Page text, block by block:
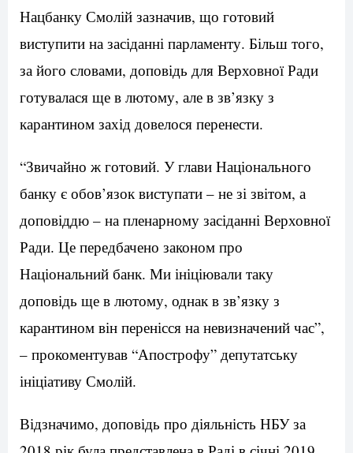
Нацбанку Смолій зазначив, що готовий
виступити на засіданні парламенту. Більш того,
за його словами, доповідь для Верховної Ради
готувалася ще в лютому, але в зв’язку з
карантином захід довелося перенести.
“Звичайно ж готовий. У глави Національного
банку є обов’язок виступати – не зі звітом, а
доповіддю – на пленарному засіданні Верховної
Ради. Це передбачено законом про
Національний банк. Ми ініціювали таку
доповідь ще в лютому, однак в зв’язку з
карантином він перенісся на невизначений час”,
– прокоментував “Апострофу” депутатську
ініціативу Смолій.
Відзначимо, доповідь про діяльність НБУ за